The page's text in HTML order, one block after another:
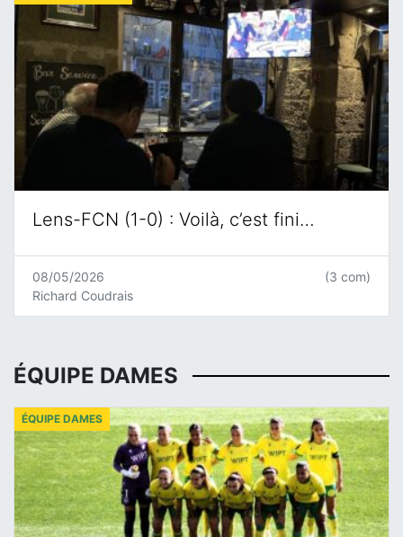
Lens-FCN (1-0) : Voilà, c’est fini…
08/05/2026
Richard Coudrais
(3 com)
ÉQUIPE DAMES
ÉQUIPE DAMES